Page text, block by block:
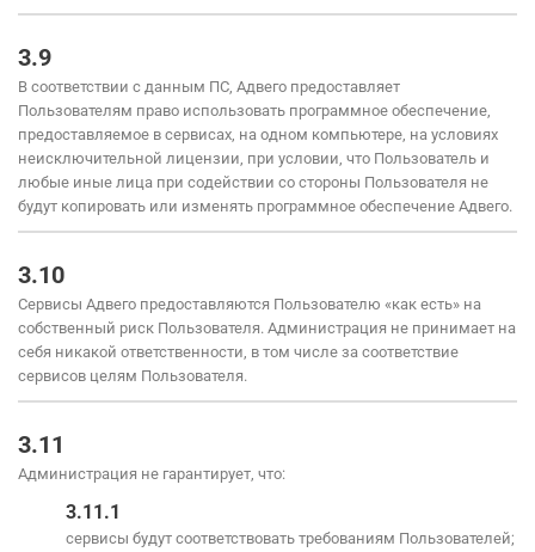
3.9
В соответствии с данным ПС, Адвего предоставляет
Пользователям право использовать программное обеспечение,
предоставляемое в сервисах, на одном компьютере, на условиях
неисключительной лицензии, при условии, что Пользователь и
любые иные лица при содействии со стороны Пользователя не
будут копировать или изменять программное обеспечение Адвего.
3.10
Сервисы Адвего предоставляются Пользователю «как есть» на
собственный риск Пользователя. Администрация не принимает на
себя никакой ответственности, в том числе за соответствие
сервисов целям Пользователя.
3.11
Администрация не гарантирует, что:
3.11.1
сервисы будут соответствовать требованиям Пользователей;